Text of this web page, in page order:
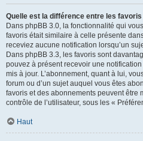
Quelle est la différence entre les
Dans phpBB 3.0, la fonctionnalité qui
favoris était similaire à celle présente
receviez aucune notification lorsqu’un
Dans phpBB 3.3, les favoris sont
pouvez à présent recevoir une
mis à jour. L’abonnement, quant à lui,
forum ou d’un sujet auquel vous êtes
favoris et des abonnements peuvent être
contrôle de l’utilisateur, sous les «
Haut